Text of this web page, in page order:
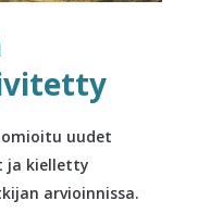
uudet
ja kielletty
arvioinnissa.